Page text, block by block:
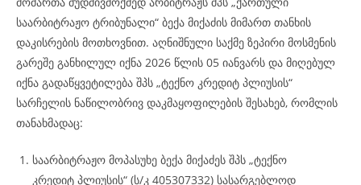
საარბიტრაჟო ტრიბუნალი“ ბექა მიქაძის მიმართ თანხის
დაკისრების მოთხოვნით. აღნიშნული საქმე ზეპირი მოსმენის
გარეშე განხილულ იქნა 2026 წლის 05 იანვარს და მიღებულ
იქნა გადაწყვეტილება შპს „ტექნო კრედიტ პლიუსის“
სარჩელის ნაწილობრივ დაკმაყოფილების შესახებ, რომლის
თანახმადაც:
საარბიტრაჟო მოპასუხე ბექა მიქაძეს შპს „ტექნო
კრედიტ პლიუსის“ (ს/კ 405307332) სასარგებლოდ